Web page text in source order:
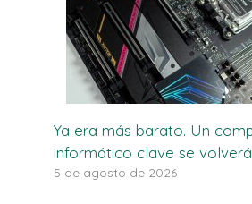
Ya era más barato. Un
informático clave se
5 de agosto de 2026